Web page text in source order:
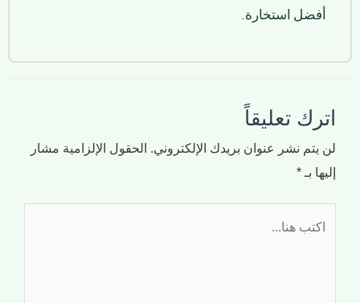
أفضل استخارة.
اترك تعليقاً
لن يتم نشر عنوان بريدك الإلكتروني. الحقول الإلزامية مشار
إليها بـ *